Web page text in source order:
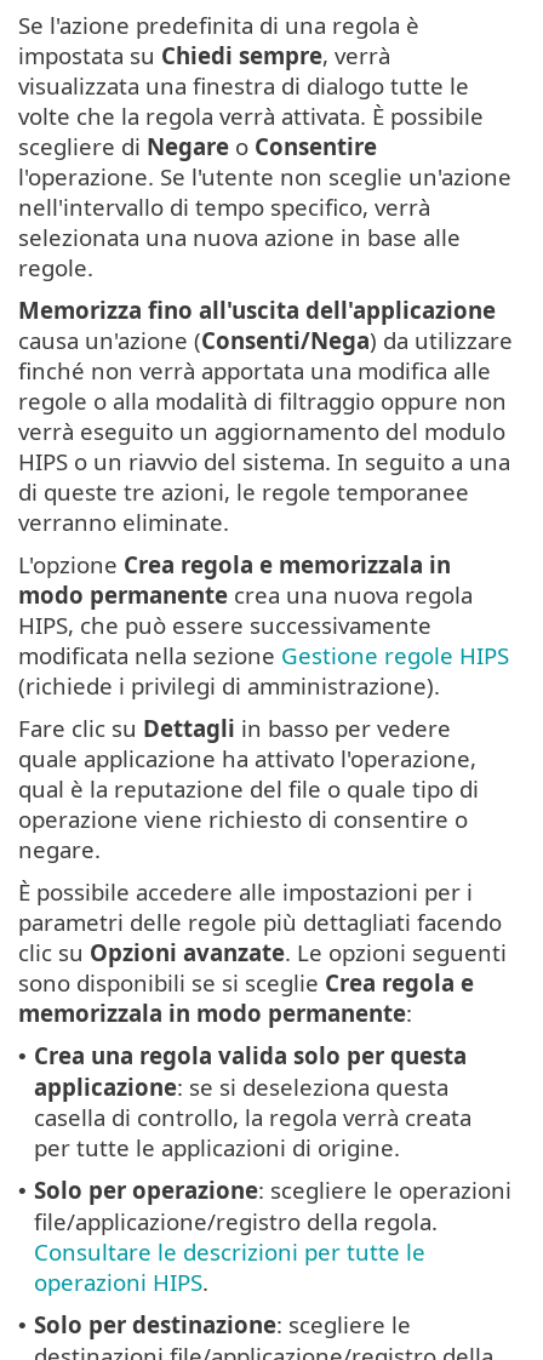
Se l'azione predefinita di una regola è
impostata su Chiedi sempre, verrà
visualizzata una finestra di dialogo tutte le
volte che la regola verrà attivata. È possibile
scegliere di Negare o Consentire
l'operazione. Se l'utente non sceglie un'azione
nell'intervallo di tempo specifico, verrà
selezionata una nuova azione in base alle
regole.
Memorizza fino all'uscita dell'applicazione
causa un'azione (Consenti/Nega) da utilizzare
finché non verrà apportata una modifica alle
regole o alla modalità di filtraggio oppure non
verrà eseguito un aggiornamento del modulo
HIPS o un riavvio del sistema. In seguito a una
di queste tre azioni, le regole temporanee
verranno eliminate.
L'opzione Crea regola e memorizzala in
modo permanente crea una nuova regola
HIPS, che può essere successivamente
modificata nella sezione Gestione regole HIPS
(richiede i privilegi di amministrazione).
Fare clic su Dettagli in basso per vedere
quale applicazione ha attivato l'operazione,
qual è la reputazione del file o quale tipo di
operazione viene richiesto di consentire o
negare.
È possibile accedere alle impostazioni per i
parametri delle regole più dettagliati facendo
clic su Opzioni avanzate. Le opzioni seguenti
sono disponibili se si sceglie Crea regola e
memorizzala in modo permanente:
• Crea una regola valida solo per questa
applicazione: se si deseleziona questa
casella di controllo, la regola verrà creata
per tutte le applicazioni di origine.
• Solo per operazione: scegliere le operazioni
file/applicazione/registro della regola.
Consultare le descrizioni per tutte le
operazioni HIPS.
• Solo per destinazione: scegliere le